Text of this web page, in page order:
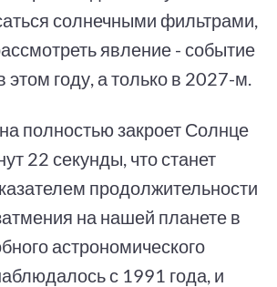
солнечными фильтрами,
явление - событие
этом году, а только в 2027-м.
полностью закроет Солнце
22 секунды, что станет
продолжительности
на нашей планете в
астрономического
с 1991 года, и